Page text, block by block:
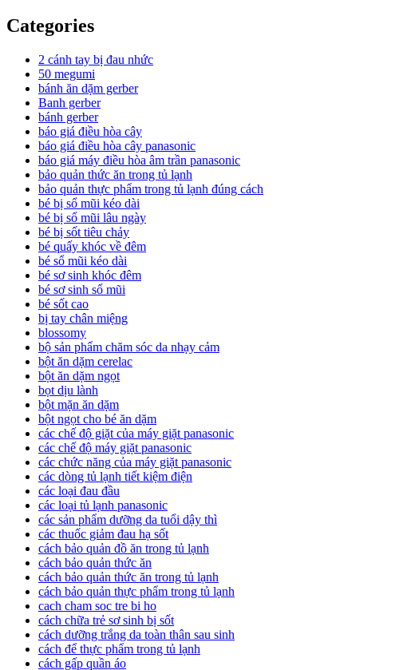
Categories
2 cánh tay bị đau nhức
50 megumi
bánh ăn dặm gerber
Banh gerber
bánh gerber
báo giá điều hòa cây
báo giá điều hòa cây panasonic
báo giá máy điều hòa âm trần panasonic
bảo quản thức ăn trong tủ lạnh
bảo quản thực phẩm trong tủ lạnh đúng cách
bé bị sổ mũi kéo dài
bé bị sổ mũi lâu ngày
bé bị sốt tiêu chảy
bé quấy khóc về đêm
bé sổ mũi kéo dài
bé sơ sinh khóc đêm
bé sơ sinh sổ mũi
bé sốt cao
bị tay chân miệng
blossomy
bộ sản phẩm chăm sóc da nhạy cảm
bột ăn dặm cerelac
bột ăn dặm ngọt
bọt dịu lành
bột mặn ăn dặm
bột ngọt cho bé ăn dặm
các chế độ giặt của máy giặt panasonic
các chế độ máy giặt panasonic
các chức năng của máy giặt panasonic
các dòng tủ lạnh tiết kiệm điện
các loại đau đầu
các loại tủ lạnh panasonic
các sản phẩm dưỡng da tuổi dậy thì
các thuốc giảm đau hạ sốt
cách bảo quản đồ ăn trong tủ lạnh
cách bảo quản thức ăn
cách bảo quản thức ăn trong tủ lạnh
cách bảo quản thực phẩm trong tủ lạnh
cach cham soc tre bi ho
cách chữa trẻ sơ sinh bị sốt
cách dưỡng trắng da toàn thân sau sinh
cách để thực phẩm trong tủ lạnh
cách gấp quần áo